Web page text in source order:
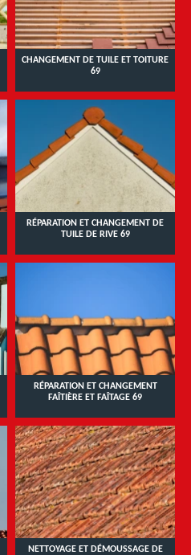
CHANGEMENT DE TUILE ET TOITURE
69
RÉPARATION ET CHANGEMENT DE
TUILE DE RIVE 69
RÉPARATION ET CHANGEMENT
FAÎTIÈRE ET FAÎTAGE 69
NETTOYAGE ET DÉMOUSSAGE DE